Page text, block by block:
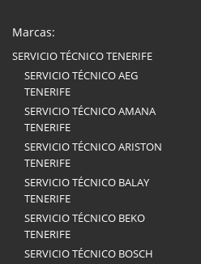
Marcas:
SERVICIO TÉCNICO TENERIFE
SERVICIO TÉCNICO AEG
TENERIFE
SERVICIO TÉCNICO AMANA
TENERIFE
SERVICIO TÉCNICO ARISTON
TENERIFE
SERVICIO TÉCNICO BALAY
TENERIFE
SERVICIO TÉCNICO BEKO
TENERIFE
SERVICIO TÉCNICO BOSCH